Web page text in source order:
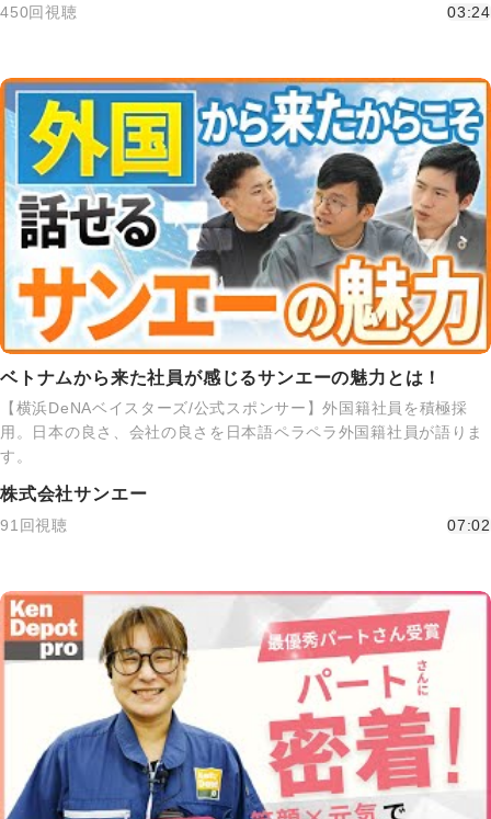
450回視聴 03:24
ベトナムから来た社員が感じるサンエーの魅力とは！
【横浜DeNAベイスターズ/公式スポンサー】外国籍社員を積極採
用。日本の良さ、会社の良さを日本語ペラペラ外国籍社員が語りま
す。
株式会社サンエー
91回視聴 07:02